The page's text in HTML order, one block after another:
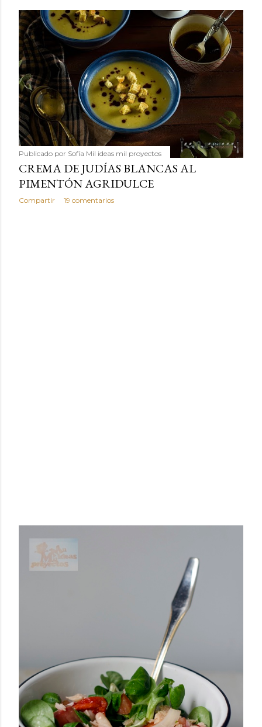
Publicado por Sofía Mil ideas mil proyectos
CREMA DE JUDÍAS BLANCAS AL
PIMENTÓN AGRIDULCE
Compartir 19 comentarios